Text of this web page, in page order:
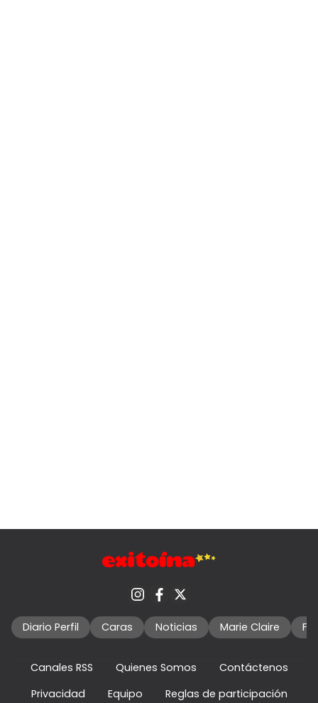
Diario Perfil Caras Noticias Marie Claire
Canales RSS Quienes Somos
Contáctenos
Privacidad
Equipo Reglas de participación